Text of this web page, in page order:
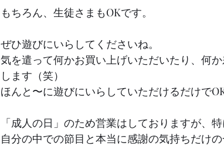
もちろん、生徒さまもOKです。
ぜひ遊びにいらしてくださいね。
気を遣って何かお買い上げいただいたり、何
します（笑）
ほんと〜に遊びにいらしていただけるだけでOK
「成人の日」のため営業はしておりますが、
自分の中での節目と本当に感謝の気持ちだけ